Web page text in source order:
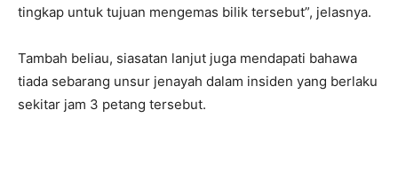
tingkap untuk tujuan mengemas bilik tersebut”, jelasnya.
Tambah beliau, siasatan lanjut juga mendapati bahawa
tiada sebarang unsur jenayah dalam insiden yang berlaku
sekitar jam 3 petang tersebut.